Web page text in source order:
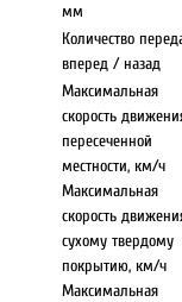
мм
Количество
вперед / назад
Максимальная
скорость
пересеченной
местности, км/ч
Максимальная
скорость
сухому твердому
покрытию, км/ч
Максимальная